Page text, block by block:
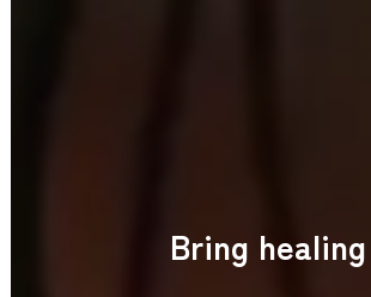
Bring healing